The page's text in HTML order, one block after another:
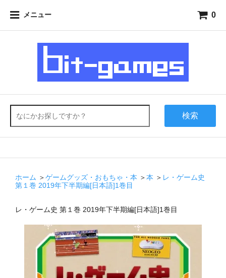
メニュー 0
検索
ホーム ＞ゲームグッズ・おもちゃ・本 ＞本 ＞ レ・ゲーム史
第１巻 2019年下半期編[日本語]1巻目
レ・ゲーム史 第１巻 2019年下半期編[日本語]1巻目